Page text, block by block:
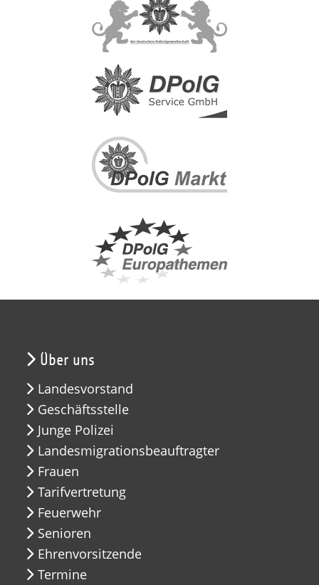
Über uns
Landesvorstand
Geschäftsstelle
Junge Polizei
Landesmigrationsbeauftragter
Frauen
Tarifvertretung
Feuerwehr
Senioren
Ehrenvorsitzende
Termine